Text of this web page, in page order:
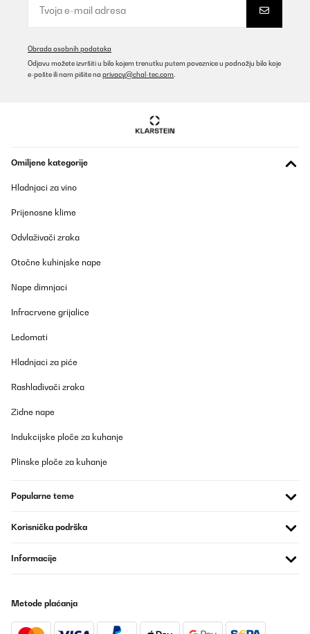
Obrada osobnih podataka
Odjavu možete izvršiti u bilo kojem trenutku putem poveznice u podnožju bilo koje
e-pošte ili nam pišite na privacy@chal-tec.com
Omiljene kategorije
Hladnjaci za vino
Prijenosne klime
Odvlaživači zraka
Otočne kuhinjske nape
Nape dimnjaci
Infracrvene grijalice
Ledomati
Hladnjaci za piće
Rashlađivači zraka
Zidne nape
Indukcijske ploče za kuhanje
Plinske ploče za kuhanje
Popularne teme
Korisnička podrška
Informacije
Metode plaćanja